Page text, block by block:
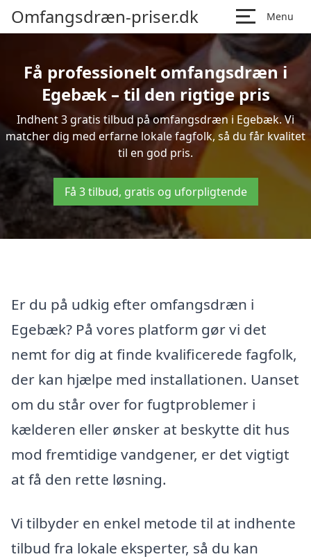
Omfangsdræn-priser.dk Menu
Få professionelt omfangsdræn i
Egebæk – til den rigtige pris
Indhent 3 gratis tilbud på omfangsdræn i Egebæk. Vi
matcher dig med erfarne lokale fagfolk, så du får kvalitet
til en god pris.
Få 3 tilbud, gratis og uforpligtende
Er du på udkig efter omfangsdræn i
Egebæk? På vores platform gør vi det
nemt for dig at finde kvalificerede fagfolk,
der kan hjælpe med installationen. Uanset
om du står over for fugtproblemer i
kælderen eller ønsker at beskytte dit hus
mod fremtidige vandgener, er det vigtigt
at få den rette løsning.
Vi tilbyder en enkel metode til at indhente
tilbud fra lokale eksperter, så du kan